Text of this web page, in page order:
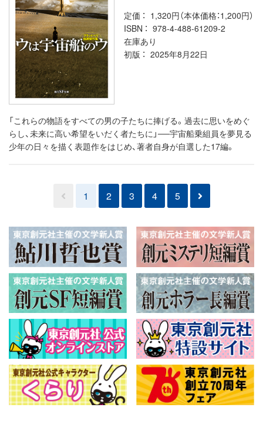
定価
1,320円（本体価格：1,200円）
ISBN
978-4-488-61209-2
在庫あり
初版
2025年8月22日
「これらの物語をすべての男の子たちに捧げる。過去に思いをめぐ
らし、未来に高い希望をいだく者たちに」──宇宙船乗組員を夢見る
少年の日々を描く表題作をはじめ、著者自身が自選した17編。
1 2 3 4 5